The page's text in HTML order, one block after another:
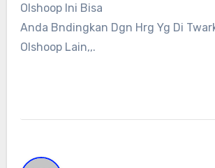
Olshoop Ini Bisa
Anda Bndingkan Dgn Hrg Yg Di
Olshoop Lain,,.